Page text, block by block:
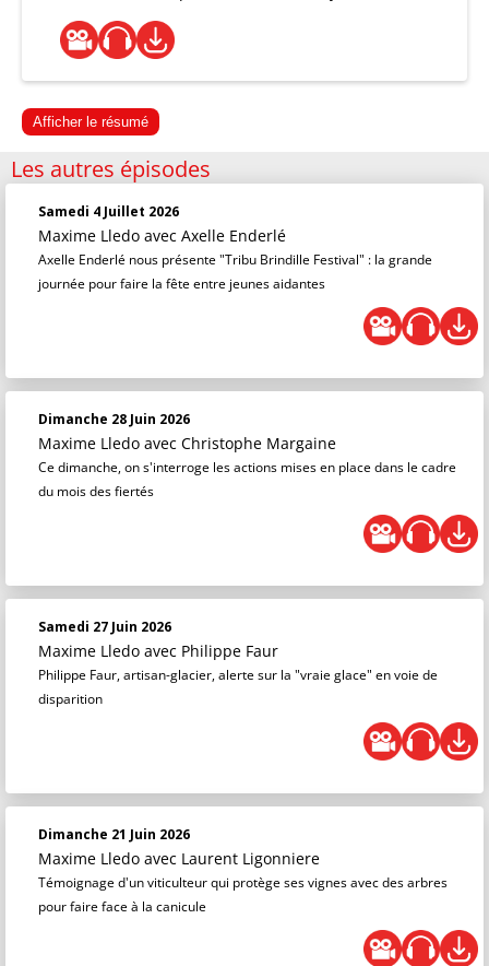
Afficher le résumé
Les autres épisodes
Samedi 4 Juillet 2026
Maxime Lledo avec Axelle Enderlé
Axelle Enderlé nous présente "Tribu Brindille Festival" : la grande
journée pour faire la fête entre jeunes aidantes
Dimanche 28 Juin 2026
Maxime Lledo avec Christophe Margaine
Ce dimanche, on s'interroge les actions mises en place dans le cadre
du mois des fiertés
Samedi 27 Juin 2026
Maxime Lledo avec Philippe Faur
Philippe Faur, artisan-glacier, alerte sur la "vraie glace" en voie de
disparition
Dimanche 21 Juin 2026
Maxime Lledo avec Laurent Ligonniere
Témoignage d'un viticulteur qui protège ses vignes avec des arbres
pour faire face à la canicule